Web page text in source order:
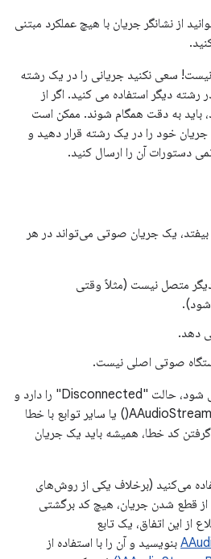
از نشانگر جریان با هیچ عملکرد مبتنی
سعی نکنید جریانی را در یک رشته
رشته دیگر استفاده می کنید. اگر از
باید به دقت همگام شوند. ممکن است
خود را در یک رشته قرار دهید و
دستورات آن را ارسال کنید.
بیفتد، یک جریان صوتی می‌تواند در هر
متصل نیست (مثلاً وقتی
شود).
دهد.
صوتی اصلی نیست.
هنگامی که یک جریان قطع می شود، حالت "Disconnected" را دارد و
هر تلاشی برای اجرای AAudioStream_write() یا سایر توابع با خطا
کد خطا، همیشه باید یک جریان
می‌کنید (برخلاف یکی از روش‌های
قطع شدن جریان، هیچ کد برگشتی
از این اتفاق، یک تابع
بنویسید و آن را با استفاده از